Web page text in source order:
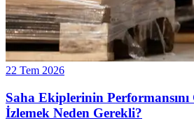
22 Tem 2026
Saha Ekiplerinin Performansını
İzlemek Neden Gerekli?